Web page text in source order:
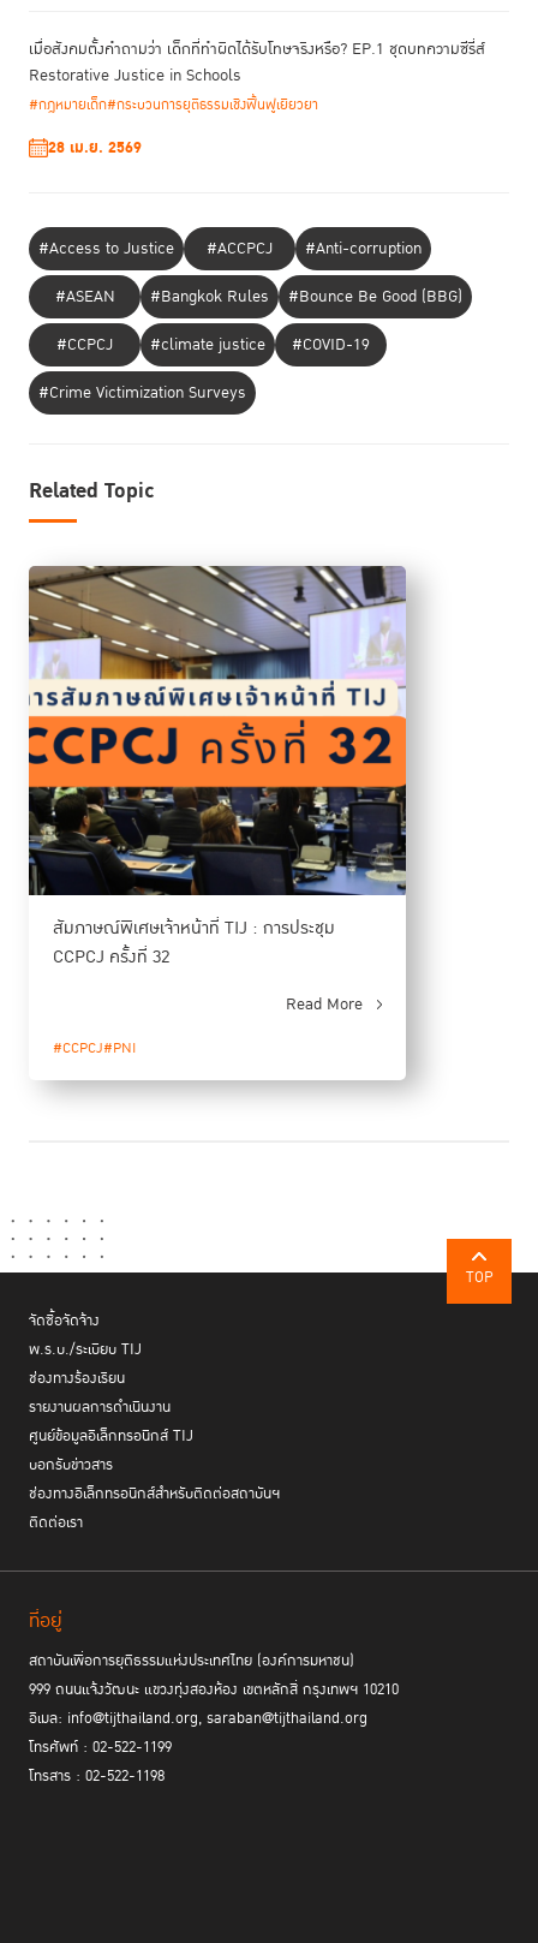
PNI (PNI Coordinator) ดังนั้นปีนี้ก็ถือเป็นปีแรกที่เราจะได้ทำหน้าที่ PNI
Coordinator ออนไซต์ด้วย
“กิจกรรมที่เราร่วมในฐานะPNI Coordinator ที่เห็นได้ชัดคือเป็นผู้ดำเนินงาน
จัดการประชุมเชิงปฏิบัติการ
ยุติธรรมแห่งชาติของสหรัฐอเมริกา (National Institute of Justice หรือ
secure society” ในวันแรกของการประชุม โดยเป็นการประชุมที่เราได้ร่วม
ออกแบบกิจกรรมและจัดเตรียมงาน”กิตติภูมิ กล่าว
สำหรับการประชุม PNI Workshop ได้มีการหารือและแลกเปลี่ยนแนวทางการ
ยกระดับการเข้าถึงความยุติธรรมในบริบทต่างๆ แบ่งออกเป็น 3 ประเด็นหลัก
ได้แก่ การเข้าถึงความยุติธรรมสำหรับผู้เสียหาย การให้ความคุ้มครองต่อผู้เสีย
และมีส่วนร่วมในด้านความยุติธรรม และ ดร.พิเศษ สอาดเย็น ผู้อำนวยการสถา
บันฯ ยังได้ทำหน้าที่ผู้ดำเนินรายการ รวมทั้งมีการเผยแพร่ PNI Newsletter
ซึ่ง TIJ เป็นผู้ประสานงานและจัดทำเพื่อรวบรวมองค์ความรู้ที่เกี่ยวข้องแก่ผู้เข้า
ร่วมงานอีกด้วย
นำเสนอพัฒนาการและการผลักดันข้อกำหนดกรุงเทพใน
เวทีระหว่างประเทศ
ส่วนในเรื่องการผลักดันข้อกำหนดกรุงเทพ TIJ ร่วมจัด
สำนักงาน UNODCในหัวข้อ “Expanding the Promise of the Bangkok
Rules: Towards Gender Responsive and Inclusive Justice for
All”ที่เน้นย้ำถึงความสำคัญของข้อกำหนดกรุงเทพ ตั้งแต่พัฒนาการจากต้น
กำเนิดจากพระดำริของสมเด็จพระเจ้าลูกเธอ เจ้าฟ้าพัชรกิติยาภาฯ สู่ความ
สำคัญและผลสำเร็จในการอนุวัติข้อกำหนดในปัจจุบันและการขยายผลพระ
กิจกรรมดำเนินไป ผู้ร่วมเสวนาได้มีการแลกเปลี่ยนมุมมองต่อความสำคัญและ
ทิศทางและยุทธศาสตร์การผลักดันข้อกำหนดกรุงเทพฯ ในระดับระหว่างประเทศ
ของสถาบันฯ ต่อไปในอนาคต
ในกิจกรรมคู่ขนานครั้งนี้มีผู้อภิปรายประกอบด้วย Ms. Ghada Fathi Waly ผู้
อำนวยการสำนักงาน UNODC ศาสตราจารย์พิเศษ ดร. กิตติพงษ์ กิตติยา
รักษ์ ที่ปรึกษาสถาบันฯ Ms. Tomoko Akane ผู้พิพากษาศาลอาญาระหว่าง
ประเทศ Mr. Taro Morinaga ผู้อำนวยการสถาบัน UNAFEI และ Ms. Olivia
เมื่อสังคมตั้งคำถามว่า เด็กที่ทำผิดได้รับโทษจริงหรือ? EP.1 ชุดบทความซีรี่ส์
Restorative Justice in Schools
#กฎหมายเด็ก#กระบวนการยุติธรรมเชิงฟื้นฟูเยียวยา
28 เม.ย. 2569
#Access to Justice #ACCPCJ
#Anti-corruption
#ASEAN
#Bangkok Rules
#Bounce Be Good (BBG)
#CCPCJ
#climate justice
#COVID-19
#Crime Victimization Surveys
Related Topic
สัมภาษณ์พิเศษเจ้าหน้าที่ TIJ : การประชุม
CCPCJ ครั้งที่ 32
Read More
#CCPCJ#PNI
TOP
จัดซื้อจัดจ้าง
พ.ร.บ./ระเบียบ TIJ
ช่องทางร้องเรียน
รายงานผลการดำเนินงาน
ศูนย์ข้อมูลอิเล็กทรอนิกส์ TIJ
บอกรับข่าวสาร
ช่องทางอิเล็กทรอนิกส์สำหรับติดต่อสถาบันฯ
ติดต่อเรา
ที่อยู่
สถาบันเพื่อการยุติธรรมแห่งประเทศไทย (องค์การมหาชน)
999 ถนนแจ้งวัฒนะ แขวงทุ่งสองห้อง เขตหลักสี่ กรุงเทพฯ 10210
อีเมล: info@tijthailand.org, saraban@tijthailand.org
โทรศัพท์ : 02-522-1199
โทรสาร : 02-522-1198